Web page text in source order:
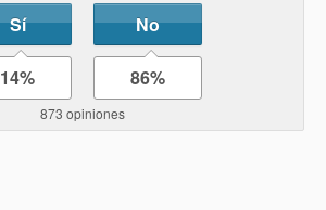
Sí No
14% 86%
873 opiniones